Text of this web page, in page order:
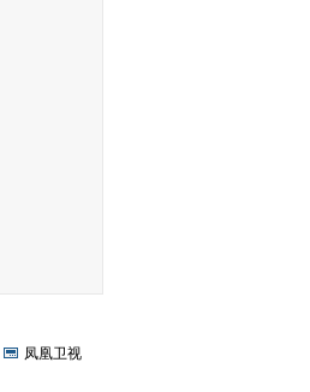
凤凰卫视